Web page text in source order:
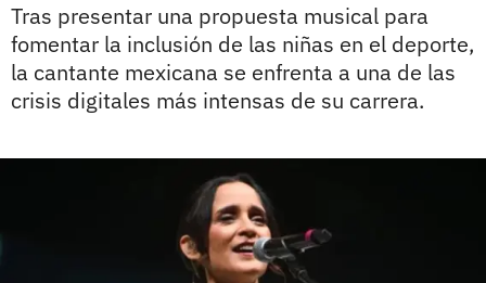
Tras presentar una propuesta musical para
fomentar la inclusión de las niñas en el deporte,
la cantante mexicana se enfrenta a una de las
crisis digitales más intensas de su carrera.